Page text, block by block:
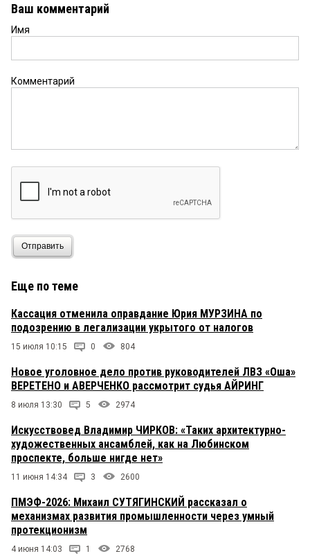
в это сомнительное дело со своими кирпичами и
сомнительное — никакой бюджет не вправе
передано Митрополии. То есть этот объект
должен быть полностью возведен на
благотворительные средства. Но даже на проект
о.обыватель 20 апреля 2016 в 23:13:
Вот что умеет экс-губернатор, так это
ленивых ревнителей истории и энергично
организовать неравнодушных омичей на такое
достроить?!?
Ваш комментарий
Имя
Комментарий
Отправить
Еще по теме
Кассация отменила оправдание Юрия МУРЗИНА по
подозрению в легализации укрытого от налогов
15 июля 10:15 0 804
Новое уголовное дело против руководителей ЛВЗ «Оша»
ВЕРЕТЕНО и АВЕРЧЕНКО рассмотрит судья АЙРИНГ
8 июля 13:30 5 2974
Искусствовед Владимир ЧИРКОВ: «Таких архитектурно-
художественных ансамблей, как на Любинском
проспекте, больше нигде нет»
11 июня 14:34 3 2600
ПМЭФ-2026: Михаил СУТЯГИНСКИЙ рассказал о
механизмах развития промышленности через умный
протекционизм
4 июня 14:03 1 2768